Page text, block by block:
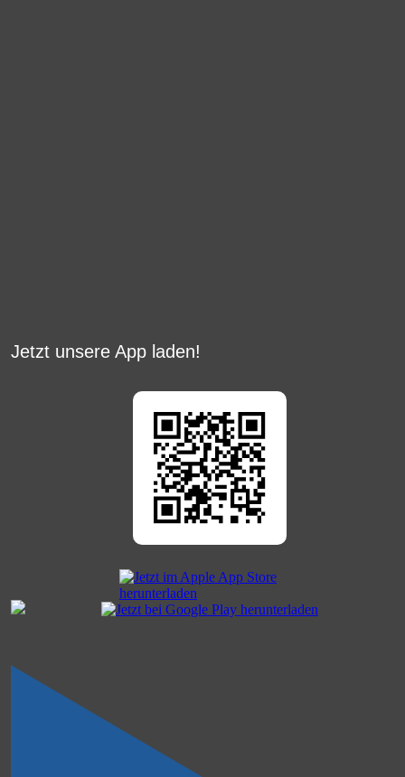
Jetzt unsere App laden!